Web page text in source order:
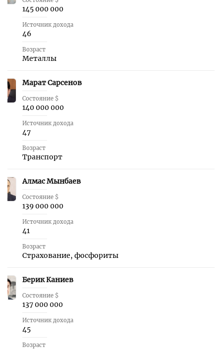
145 000 000
Источник дохода
46
Возраст
Металлы
41 Марат Сарсенов
Состояние $
140 000 000
Источник дохода
47
Возраст
Транспорт
42 Алмас Мынбаев
Состояние $
139 000 000
Источник дохода
41
Возраст
Страхование, фосфориты
43 Берик Каниев
Состояние $
137 000 000
Источник дохода
45
Возраст